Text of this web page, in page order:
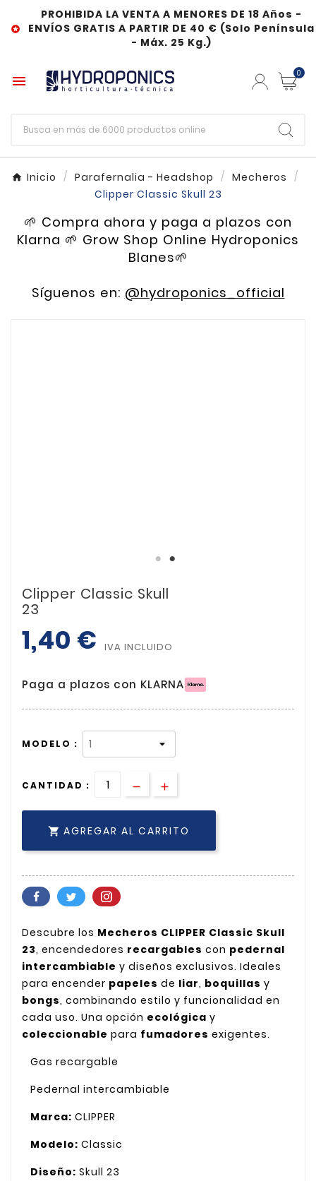

PROHIBIDA LA VENTA A MENORES DE 18 Años -
ENVÍOS GRATIS A PARTIR DE 40 € (Solo Península
- Máx. 25 Kg.)
 0
Inicio Parafernalia - Headshop
Mecheros
Clipper Classic Skull 23
🌱 Compra ahora y paga a plazos con
Klarna 🌱 Grow Shop Online Hydroponics
Blanes🌱
Síguenos en: @hydroponics_official
Clipper Classic Skull
23
1,40 € IVA INCLUIDO
Paga a plazos con KLARNA
MODELO :
CANTIDAD :
 AGREGAR AL CARRITO
Descubre los Mecheros CLIPPER Classic Skull
23, encendedores recargables con pedernal
intercambiable y diseños exclusivos. Ideales
para encender papeles de liar, boquillas y
bongs, combinando estilo y funcionalidad en
cada uso. Una opción ecológica y
coleccionable para fumadores exigentes.
Gas recargable
Pedernal intercambiable
Marca: CLIPPER
Modelo: Classic
Diseño: Skull 23